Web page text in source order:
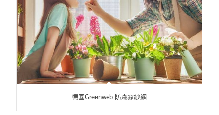
德國Greenweb 防霧霾紗網